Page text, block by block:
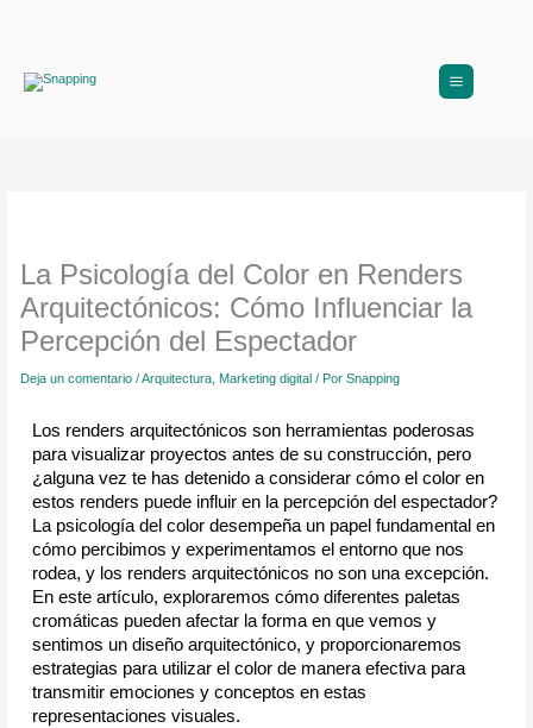
La Psicología del Color en Renders
Arquitectónicos: Cómo Influenciar la
Percepción del Espectador
Deja un comentario /Arquitectura, Marketing digital/ Por Snapping
Los renders arquitectónicos son herramientas poderosas
para visualizar proyectos antes de su construcción, pero
¿alguna vez te has detenido a considerar cómo el color en
estos renders puede influir en la percepción del espectador?
La psicología del color desempeña un papel fundamental en
cómo percibimos y experimentamos el entorno que nos
rodea, y los renders arquitectónicos no son una excepción.
En este artículo, exploraremos cómo diferentes paletas
cromáticas pueden afectar la forma en que vemos y
sentimos un diseño arquitectónico, y proporcionaremos
estrategias para utilizar el color de manera efectiva para
transmitir emociones y conceptos en estas
representaciones visuales.